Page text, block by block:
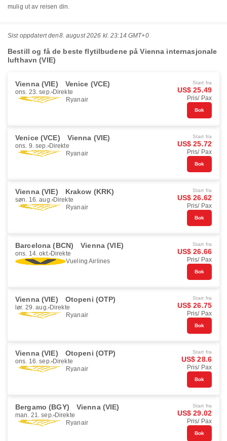
mulig ut av reisen din.
Sist oppdatert den8. august 2026 kl. 23:14 GMT+0
Bestill og få de beste flytilbudene på Vienna internasjonale
lufthavn (VIE)
Vienna (VIE) Venice (VCE)
ons. 23. sep. Direkte
Ryanair
Start fra
US$ 25.49
Pris/ Pax
Bok
Venice (VCE) Vienna (VIE)
ons. 9. sep. Direkte
Ryanair
Start fra
US$ 25.72
Pris/ Pax
Bok
Vienna (VIE) Krakow (KRK)
søn. 16. aug. Direkte
Ryanair
Start fra
US$ 26.62
Pris/ Pax
Bok
Barcelona (BCN) Vienna (VIE)
ons. 14. okt. Direkte
Vueling Airlines
Start fra
US$ 26.66
Pris/ Pax
Bok
Vienna (VIE) Otopeni (OTP)
lør. 29. aug. Direkte
Ryanair
Start fra
US$ 26.75
Pris/ Pax
Bok
Vienna (VIE) Otopeni (OTP)
ons. 16. sep. Direkte
Ryanair
Start fra
US$ 28.6
Pris/ Pax
Bok
Bergamo (BGY) Vienna (VIE)
man. 21. sep. Direkte
Ryanair
Start fra
US$ 29.02
Pris/ Pax
Bok